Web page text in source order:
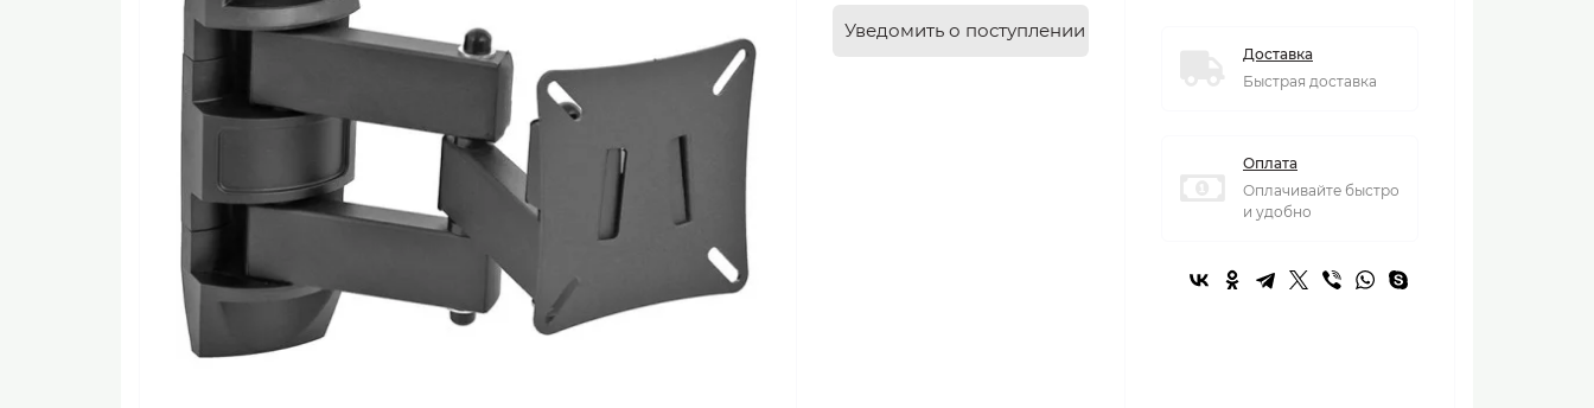
Уведомить о поступлении
Доставка
Быстрая доставка
Оплата
Оплачивайте быстро
и удобно